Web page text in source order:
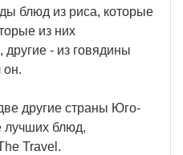
блюд из риса, которые
из них
- из говядины
он.
другие страны Юго-
лучших блюд,
Travel.